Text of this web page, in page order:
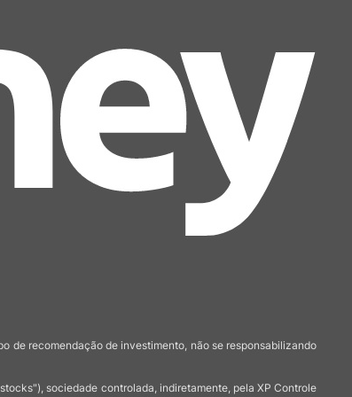
de recomendação de investimento, não se responsabilizando
sociedade controlada, indiretamente, pela XP Controle